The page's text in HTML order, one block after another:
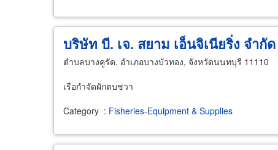
บริษัท บี. เจ. สยาม เอ็นจิเนียริ่ง จำกัด
ตำบลบางคูรัด, อำเภอบางบัวทอง, จังหวัดนนทบุรี 11110
เรือกำจัดผักตบชวา
Category : Fisheries-Equipment & Supplies